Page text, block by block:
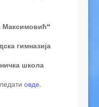
гимназија
школа
овде.